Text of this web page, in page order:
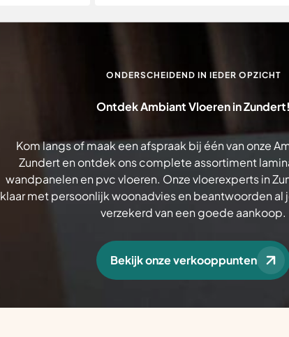
ONDERSCHEIDEND IN IEDER OPZICHT
Ontdek Ambiant Vloeren in Zundert!
Kom langs of maak een afspraak bij één van onze
Zundert en ontdek ons complete assortiment
wandpanelen en pvc vloeren. Onze vloerexperts in
klaar met persoonlijk woonadvies en beantwoorden al
verzekerd van een goede aankoop.
Bekijk onze verkooppunten